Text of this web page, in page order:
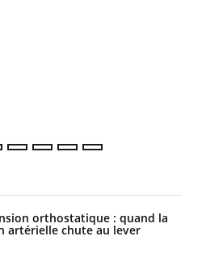
orthostatique : quand la
artérielle chute au lever